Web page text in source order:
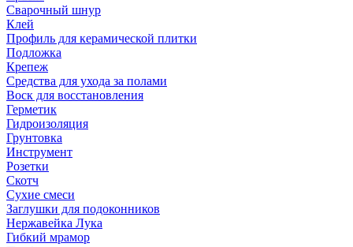
Сварочный шнур
Клей
Профиль для керамической плитки
Подложка
Крепеж
Средства для ухода за полами
Воск для восстановления
Герметик
Гидроизоляция
Грунтовка
Инструмент
Розетки
Скотч
Сухие смеси
Заглушки для подоконников
Нержавейка Лука
Гибкий мрамор